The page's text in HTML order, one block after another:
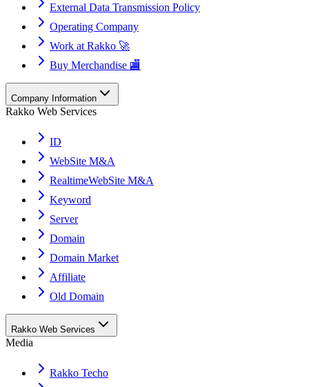
External Data Transmission Policy
Operating Company
Work at Rakko 🚀
Buy Merchandise 🏬
Company Information
Rakko Web Services
ID
WebSite M&A
RealtimeWebSite M&A
Keyword
Server
Domain
Domain Market
Affiliate
Old Domain
Rakko Web Services
Media
Rakko Techo